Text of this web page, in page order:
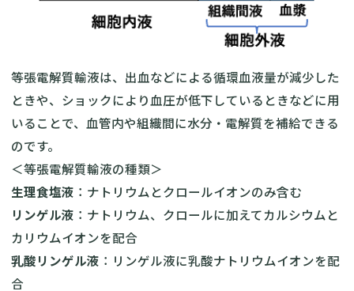
等張電解質輸液は、出血などによる循環血液量が減少した
ときや、ショックにより血圧が低下しているときなどに用
いることで、血管内や組織間に水分・電解質を補給できる
のです。
＜等張電解質輸液の種類＞
生理食塩液 ：ナトリウムとクロールイオンのみ含む
リンゲル液 ：ナトリウム、クロールに加えてカルシウムと
カリウムイオンを配合
乳酸リンゲル液 ：リンゲル液に乳酸ナトリウムイオンを配
合